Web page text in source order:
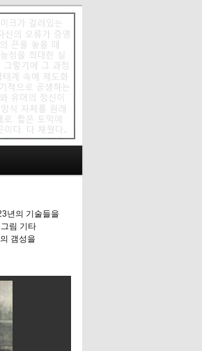
년의 기술들을
림 기타
갬성을